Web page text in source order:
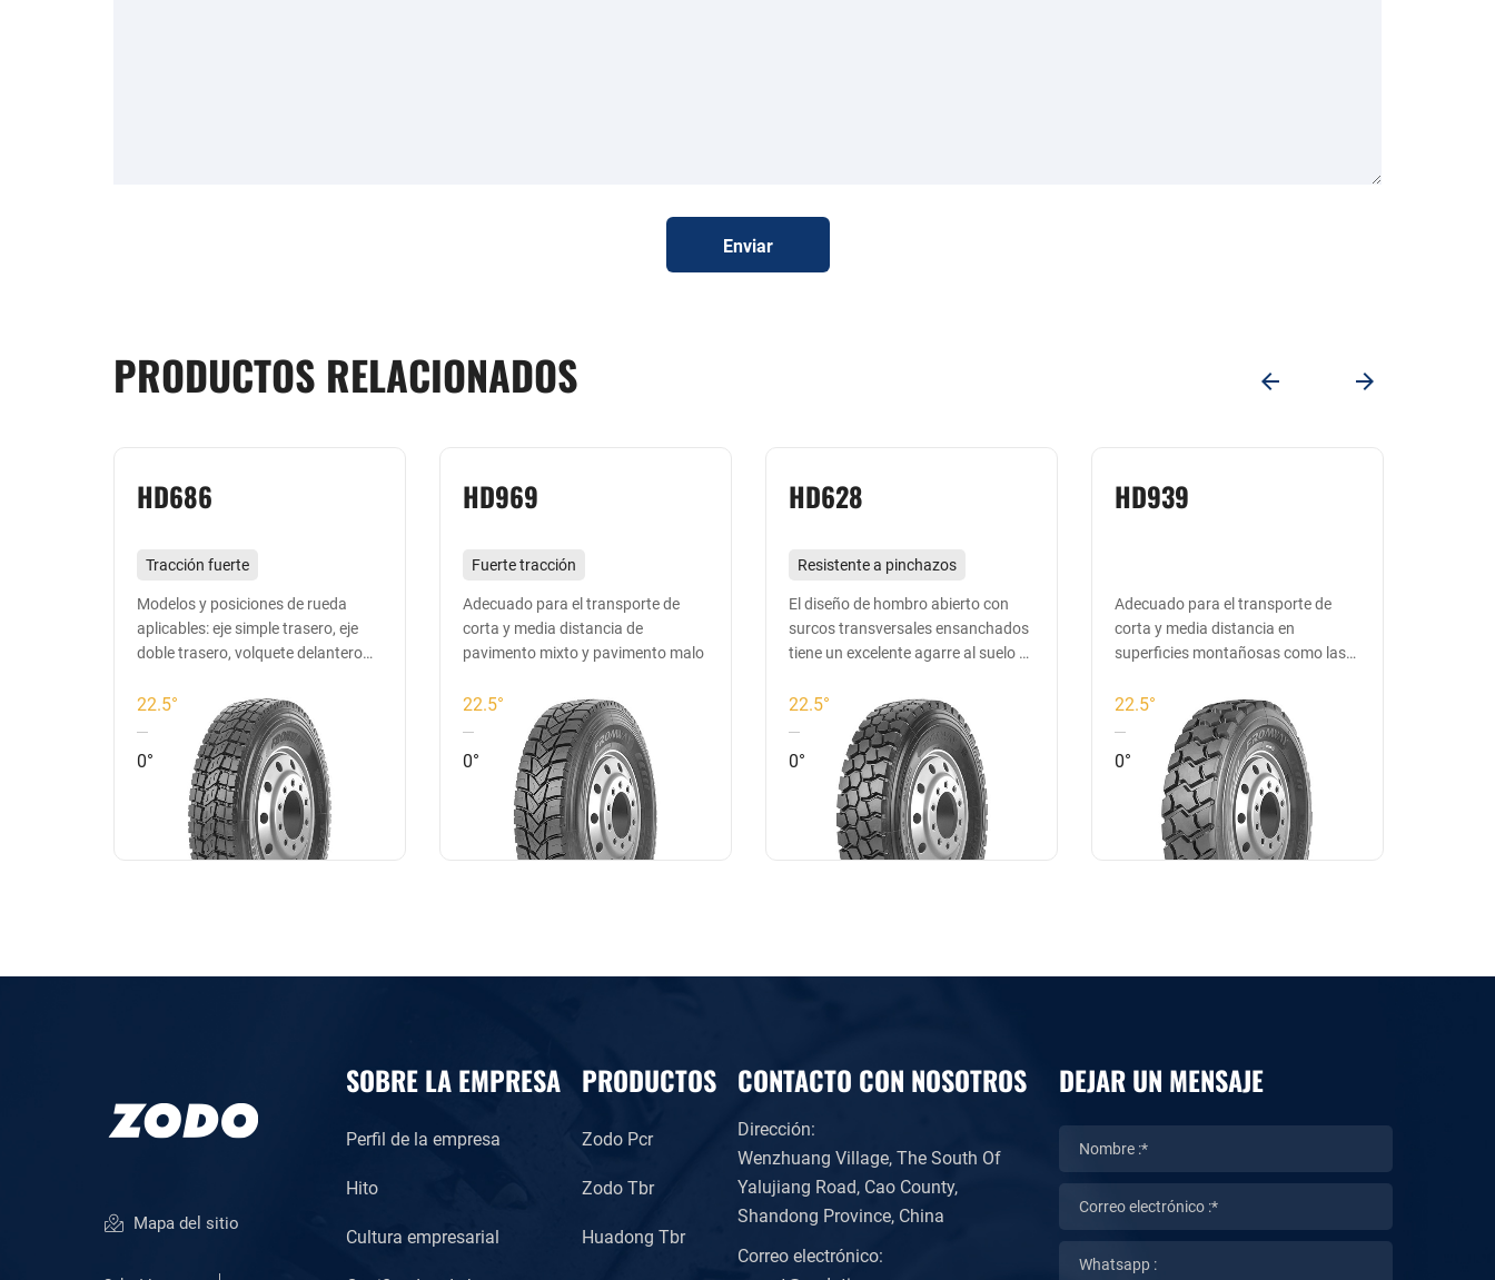
Enviar
PRODUCTOS RELACIONADOS
HD686
Tracción fuerte
resistente al desgarro y al
bloqueo
Adecuado para todas las
ruedas para distancias cortas y
medias en carreteras
pavimentadas y mixtas
Modelos y posiciones de rueda
aplicables: eje simple trasero, eje
doble trasero, volquete delantero
y semirremolque y otros modelos
de posiciones de rueda motriz
22.5°
0°
HD969
Fuerte tracción
resistente al desgarro, baja
generación de calor
Adecuado para carreteras
pavimentadas en general y
carreteras mixtas de corta y
media distancia
Adecuado para el transporte de
corta y media distancia de
pavimento mixto y pavimento malo
22.5°
0°
HD628
Resistente a pinchazos
desgarros y cargas
Adecuado para todas las
ruedas de carreteras no
pavimentadas de corta
distancia
El diseño de hombro abierto con
surcos transversales ensanchados
tiene un excelente agarre al suelo y
22.5°
0°
HD939
Adecuado para el transporte de
corta y media distancia en
superficies montañosas como las
22.5°
0°
Mapa del sitio
SOBRE LA EMPRESA
Perfil de la empresa
Hito
Cultura empresarial
PRODUCTOS
Zodo Pcr
Zodo Tbr
Huadong Tbr
CONTACTO CON NOSOTROS
Dirección:
Wenzhuang Village, The South Of
Yalujiang Road, Cao County,
Shandong Province, China
Correo electrónico:
DEJAR UN MENSAJE